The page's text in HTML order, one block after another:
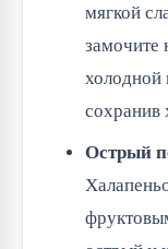
мягкой
замочите
холодной
сохранив
Острый